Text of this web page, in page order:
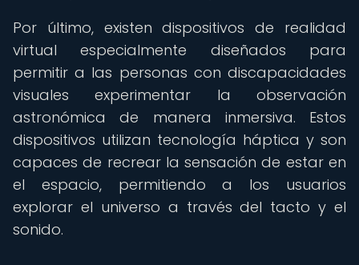
Por último, existen dispositivos de realidad
virtual especialmente diseñados para
permitir a las personas con discapacidades
visuales experimentar la observación
astronómica de manera inmersiva. Estos
dispositivos utilizan tecnología háptica y son
capaces de recrear la sensación de estar en
el espacio, permitiendo a los usuarios
explorar el universo a través del tacto y el
sonido.